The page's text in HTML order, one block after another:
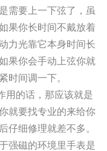
需要上一下弦了，虽
果你长时间不戴放着
力光靠它本身时间长
果你会手动上弦你就
时间调一下。
的话，那应该就是
就要找专业的来给你
仔细修理就差不多。
强磁的环境里手表是